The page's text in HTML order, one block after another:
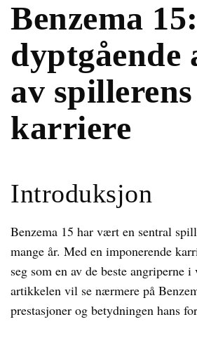
Benzema
dyptgående
av spillerens
karriere
Introduksjon
Benzema 15 har vært en sentral
mange år. Med en imponerende
seg som en av de beste angriperne i
artikkelen vil se nærmere på
prestasjoner og betydningen hans